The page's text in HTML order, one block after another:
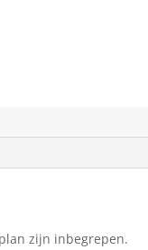
zijn inbegrepen.